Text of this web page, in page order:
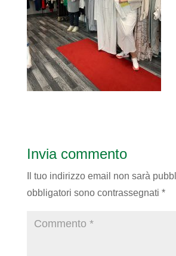
Invia commento
Il tuo indirizzo email non sarà
obbligatori sono contrassegnati *